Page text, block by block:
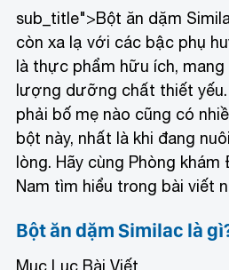
sub_title">Bột ăn dặm
còn xa lạ với các bậc phụ
là thực phẩm hữu ích, mang
lượng dưỡng chất thiết yếu.
phải bố mẹ nào cũng có
bột này, nhất là khi đang
lòng. Hãy cùng Phòng
Nam tìm hiểu trong bài viết
Bột ăn dặm Similac là
Mục Lục Bài Viết